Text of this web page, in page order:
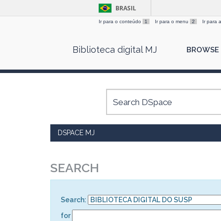
BRASIL
Ir para o conteúdo 1 Ir para o menu 2 Ir para
Biblioteca digital MJ BROWSE
DSPACE MJ
SEARCH
Search:
for